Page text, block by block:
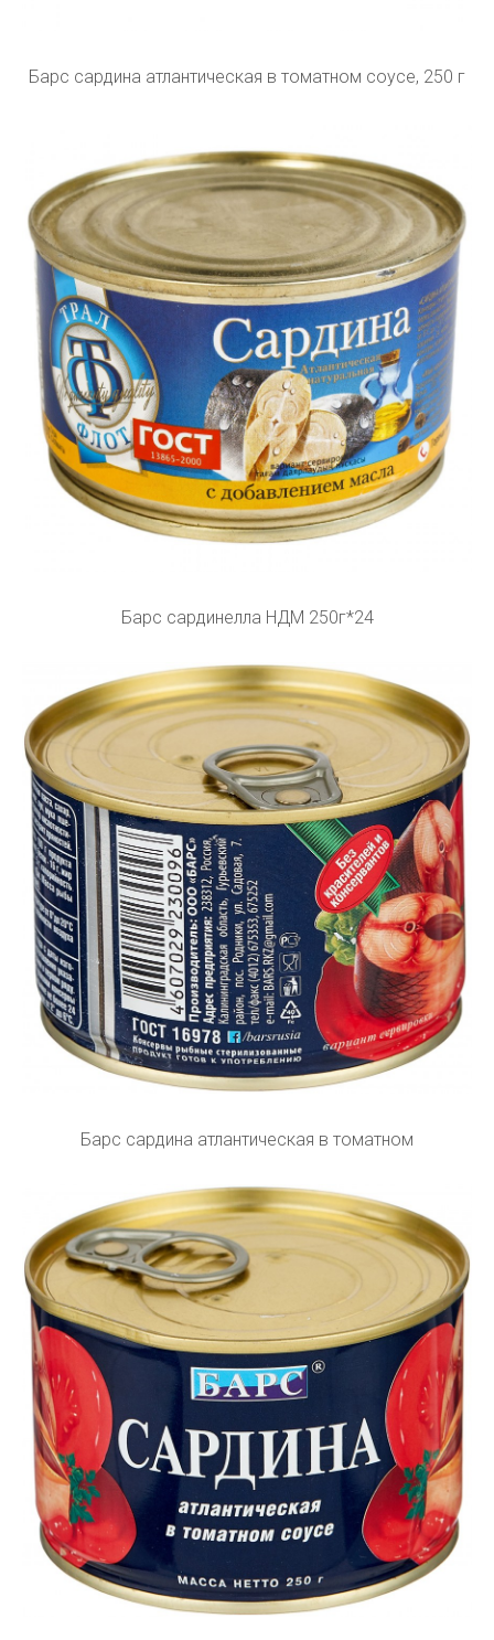
Барс сардина атлантическая в томатном соусе, 250 г
Барс сардинелла НДМ 250г*24
Барс сардина атлантическая в томатном